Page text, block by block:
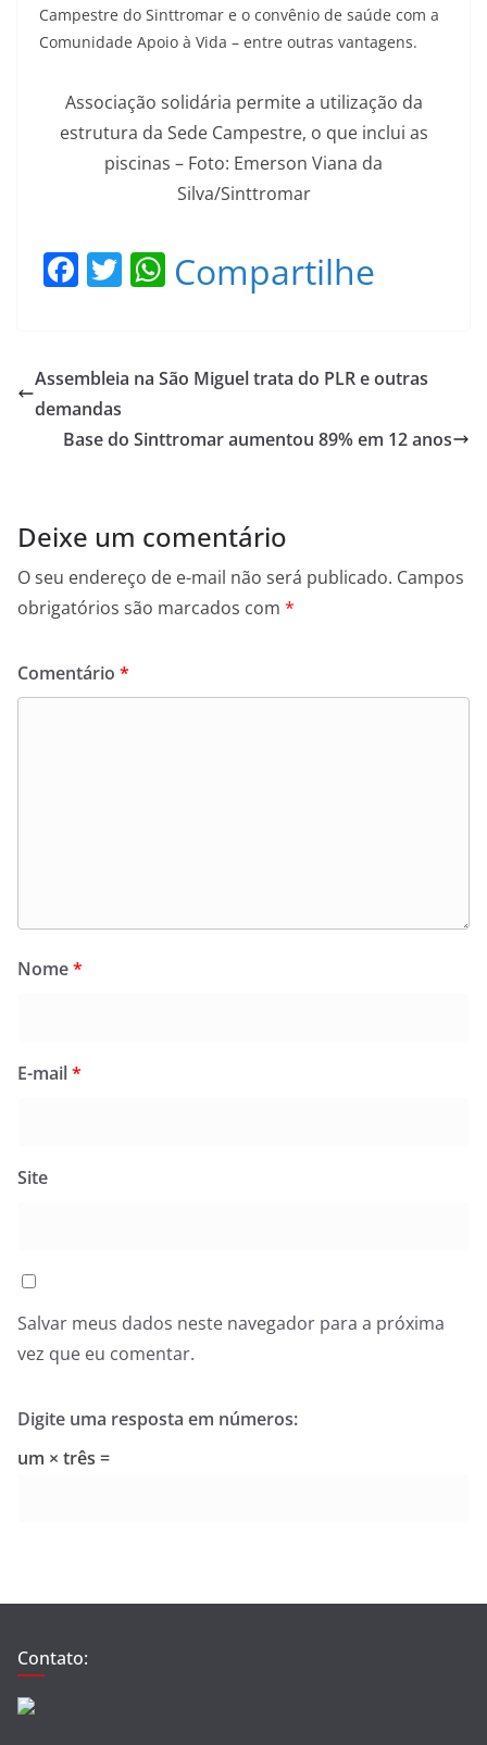
Campestre do Sinttromar e o convênio de saúde com a
Comunidade Apoio à Vida – entre outras vantagens.
Associação solidária permite a utilização da
estrutura da Sede Campestre, o que inclui as
piscinas – Foto: Emerson Viana da
Silva/Sinttromar
F
e
b
o
T
er
W
s
p
Compartilhe
Assembleia na São Miguel trata do PLR e outras
demandas
Base do Sinttromar aumentou 89% em 12 anos
Deixe um comentário
O seu endereço de e-mail não será publicado. Campos
obrigatórios são marcados com *
Comentário *
Nome*
E-mail*
Site
Salvar meus dados neste navegador para a próxima
vez que eu comentar.
Digite uma resposta em números:
um × três =
Contato: